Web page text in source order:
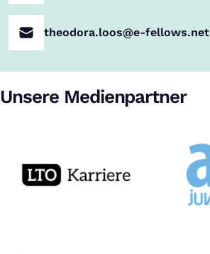
theodora.loos@e-fellows.net
Unsere Medienpartner